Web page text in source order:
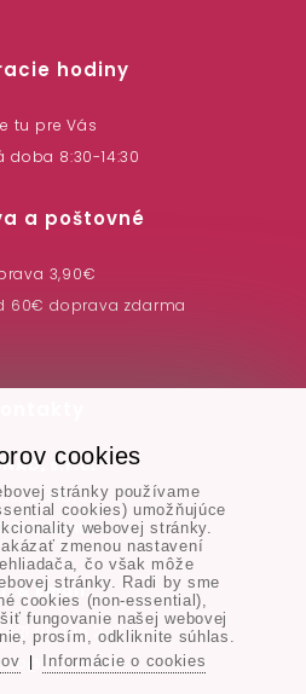
hodiny
tu pre Vás
doba 8:30-14:30
a poštovné
3,90€
60€ doprava zdarma
s.r.o.
345/3,
01 Galanta
& Email:
917 106 227
cookies
stránky používame
cookies) umožňujúce
webovej stránky.
zmenou nastavení
čo však môže
stránky. Radi by sme
cookies (non-essential),
fungovanie našej webovej
prosím, odkliknite súhlas.
Informácie o cookies